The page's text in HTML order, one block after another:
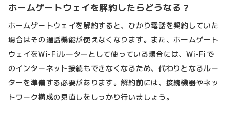
ホームゲートウェイを解約したらどうなる？
ホームゲートウェイを解約すると、ひかり電話を契約していた
場合はその通話機能が使えなくなります。また、ホームゲート
ウェイをWi-Fiルーターとして使っている場合には、Wi-Fiで
のインターネット接続もできなくなるため、代わりとなるルー
ターを準備する必要があります。解約前には、接続機器やネッ
トワーク構成の見直しをしっかり行いましょう。